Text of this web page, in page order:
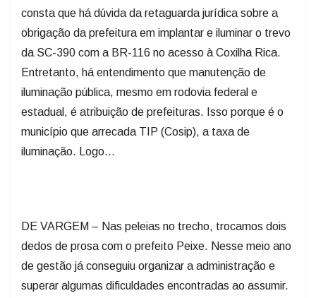
consta que há dúvida da retaguarda jurídica sobre a
obrigação da prefeitura em implantar e iluminar o trevo
da SC-390 com a BR-116 no acesso à Coxilha Rica.
Entretanto, há entendimento que manutenção de
iluminação pública, mesmo em rodovia federal e
estadual, é atribuição de prefeituras. Isso porque é o
município que arrecada TIP (Cosip), a taxa de
iluminação. Logo...
DE VARGEM – Nas peleias no trecho, trocamos dois
dedos de prosa com o prefeito Peixe. Nesse meio ano
de gestão já conseguiu organizar a administração e
superar algumas dificuldades encontradas ao assumir.